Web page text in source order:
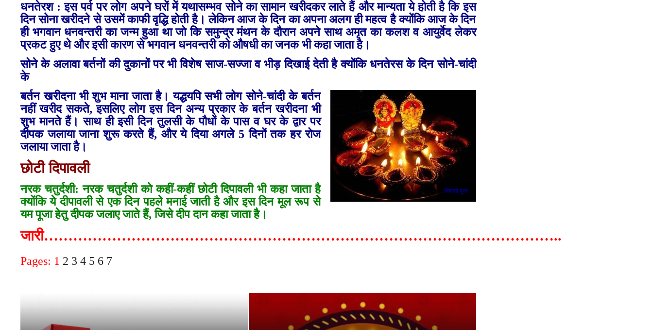
धनतेरश : इस पर्व पर लोग अपने घरों में यथासम्‍भव सोने का सामान खरीदकर लाते हैं और मान्‍यता ये होती है कि इस
दिन सोना खरीदने से उसमें काफी वृद्धि होती है। लेकिन आज के दिन का अपना अलग ही महत्‍व है क्‍योंकि आज के दिन
ही भगवान धनवन्‍तरी का जन्‍म हुआ था जो कि समुन्‍द्र मंथन के दौरान अपने साथ अमृत का कलश व आयुर्वेद लेकर
प्रकट हुए थे और इसी कारण से भगवान धनवन्‍तरी को औषधी का जनक भी कहा जाता है।
सोने के अलावा बर्तनों की दुकानों पर भी विशेष साज-सज्जा व भीड़ दिखाई देती है क्‍योंकि धनतेरस के दिन सोने-चांदी
के
दिवाली पूजा
बर्तन खरीदना भी शुभ माना जाता है। यद्धयपि सभी लोग सोने-चांदी के बर्तन
नहीं खरीद सकते, इसलिए लोग इस दिन अन्‍य प्रकार के बर्तन खरीदना भी
शुभ मानते हैं। साथ ही इसी दिन तुलसी के पौधों के पास व घर के द्वार पर
दीपक जलाया जाना शुरू करते हैं, और ये दिया अगले 5 दिनों तक हर रोज
जलाया जाता है।
छोटी दिपावली
नरक चतुर्दशी: नरक चतुर्दशी को कहीं-कहीं छोटी दिपावली भी कहा जाता है
क्‍योंकि ये दीपावली से एक दिन पहले मनाई जाती है और इस दिन मूल रूप से
यम पूजा हेतु दीपक जलाए जाते हैं, जिसे दीप दान कहा जाता है।
जारी……………………………………………………………………………………………..
Pages: 1 2 3 4 5 6 7